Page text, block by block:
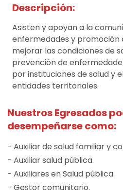
Descripción:
Asisten y apoyan a la
enfermedades y promoción
mejorar las condiciones de
prevención de
por instituciones de salud y
entidades territoriales.
Nuestros Egresados
desempeñarse como:
- Auxiliar de salud familiar y
- Auxiliar salud pública.
- Auxiliares en Salud pública.
- Gestor comunitario.